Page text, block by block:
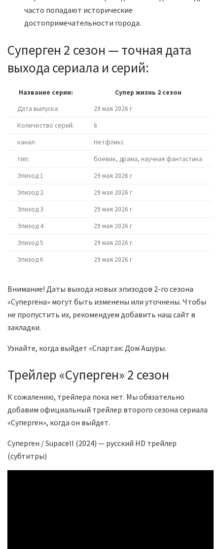
часто попадают исторические
достопримечательности города.
Суперген 2 сезон — точная дата
выхода сериала и серий:
Название серии:
Супер жизнь 2 сезон
Дата выпуска:
29 мая 2026 г
Количество серий:
6
канал:
Нетфликс
тип:
боевик, драма, научная фантастика
Эпизод 1
29 мая 2026 г
Эпизод 2
29 мая 2026 г
Эпизод 3
29 мая 2026 г
Эпизод 4
29 мая 2026 г
Эпизод 5
29 мая 2026 г
Эпизод 6
29 мая 2026 г
Внимание! Даты выхода новых эпизодов 2-го сезона
«Супергена» могут быть изменены или уточнены. Чтобы
не пропустить их, рекомендуем добавить наш сайт в
закладки.
Узнайте, когда выйдет «Спартак: Дом Ашуры.
Трейлер «Суперген» 2 сезон
К сожалению, трейлера пока нет. Мы обязательно
добавим официальный трейлер второго сезона сериала
«Суперген», когда он выйдет.
Суперген / Supacell (2024) — русский HD трейлер
(субтитры)